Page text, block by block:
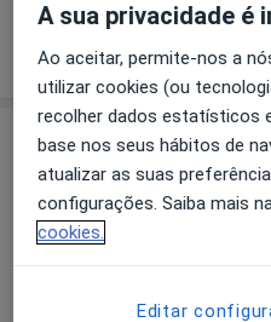
Mostrar
Preços
Sem informação
Este especialista
A sua privacidade é
Ao aceitar, permite-nos a
utilizar cookies (ou
recolher dados estatísticos
base nos seus hábitos de
atualizar as suas
configurações. Saiba mais
cookies.
Editar